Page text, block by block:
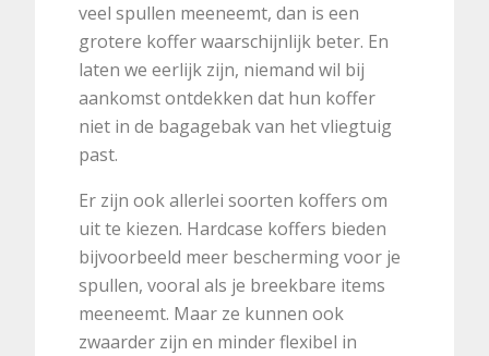
veel spullen meeneemt, dan is een
grotere koffer waarschijnlijk beter. En
laten we eerlijk zijn, niemand wil bij
aankomst ontdekken dat hun koffer
niet in de bagagebak van het vliegtuig
past.
Er zijn ook allerlei soorten koffers om
uit te kiezen. Hardcase koffers bieden
bijvoorbeeld meer bescherming voor je
spullen, vooral als je breekbare items
meeneemt. Maar ze kunnen ook
zwaarder zijn en minder flexibel in